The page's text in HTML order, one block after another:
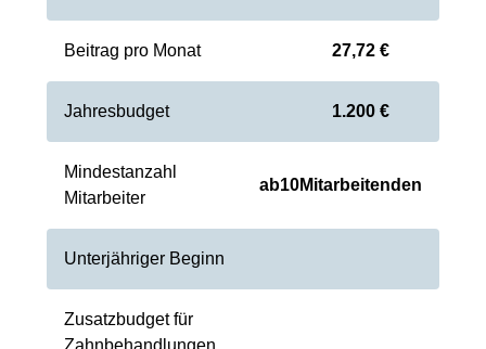
Beitrag pro Monat 27,72 €
Jahresbudget 1.200 €
Mindestanzahl
Mitarbeiter
ab10Mitarbeitenden
Unterjähriger Beginn
Zusatzbudget für
Zahnbehandlungen